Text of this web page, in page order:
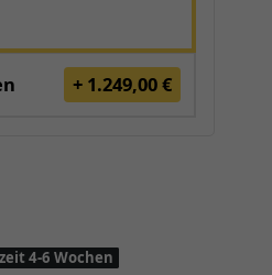
+ 1.249,00 €
4-6 Wochen